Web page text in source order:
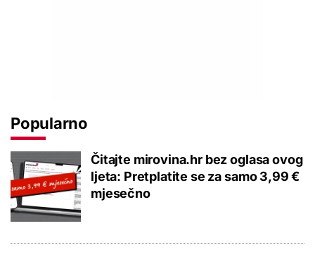
Popularno
Čitajte mirovina.hr bez oglasa ovog
ljeta: Pretplatite se za samo 3,99 €
mjesečno